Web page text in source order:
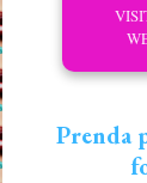
Prenda